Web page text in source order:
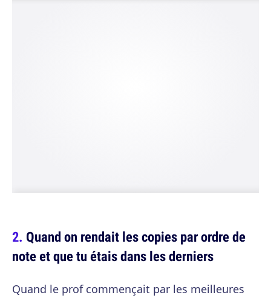
Quand on rendait les copies par ordre de
note et que tu étais dans les derniers
Quand le prof commençait par les meilleures